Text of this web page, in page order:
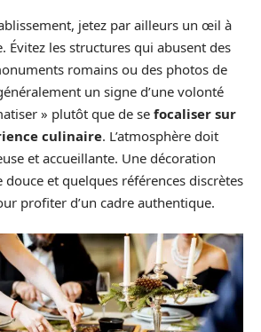
jetez par ailleurs un œil à
Évitez les structures qui abusent des
romains ou des photos de
un signe d’une volonté
» plutôt que de se focaliser sur
culinaire. L’atmosphère doit
et accueillante. Une décoration
et quelques références discrètes
profiter d’un cadre authentique.